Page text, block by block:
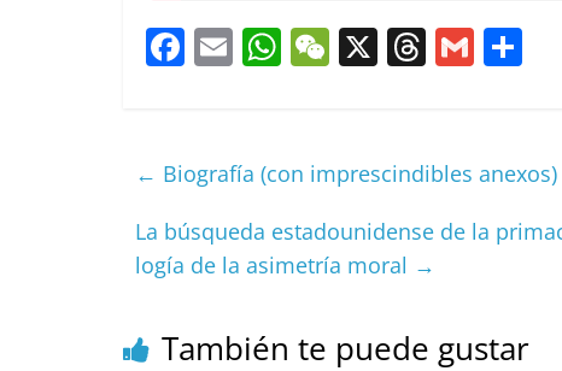
F
e
b
o
o
E
l
W
s
p
p
W
h
at
X T
a
s
G
l p
ar
tir
← Biografía (con imprescindibles
La búsqueda estadounidense de la
logía de la asimetría moral →
También te puede gustar